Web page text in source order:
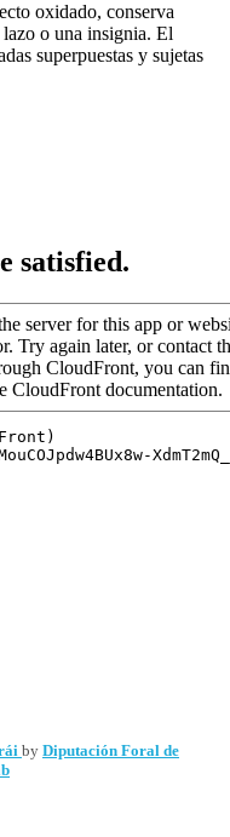
oxidado, conserva
o una insignia. El
superpuestas y sujetas
by Diputación Foral de